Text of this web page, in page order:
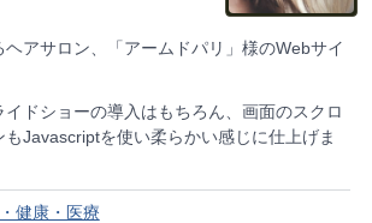
アサロン、「アームドパリ」様のWebサイ
ドショーの導入はもちろん、画面のスクロ
Javascriptを使い柔らかい感じに仕上げま
健康・医療